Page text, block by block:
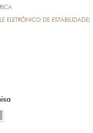
ELETRÔNICO DE ESTABILIDADE)